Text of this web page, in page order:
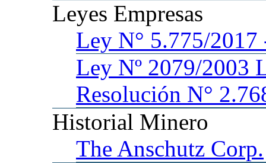
Leyes Empresas
Ley N° 5.775/
Ley Nº 2079/2003
Resolución N°
Historial Minero
The Anschutz Corp.